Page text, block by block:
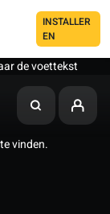
INSTALLER
EN
de voettekst
vinden.